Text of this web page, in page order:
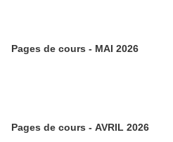
Pages de cours - MAI 2026
Pages de cours - AVRIL 2026